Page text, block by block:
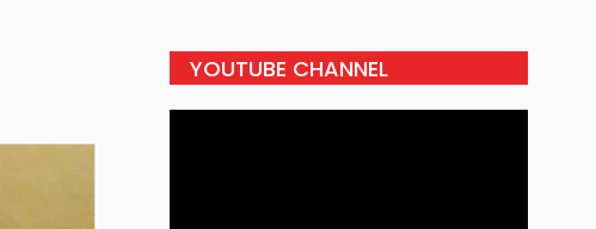
YOUTUBE CHANNEL